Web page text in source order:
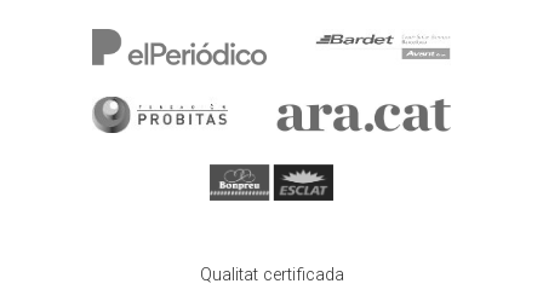
Qualitat certificada